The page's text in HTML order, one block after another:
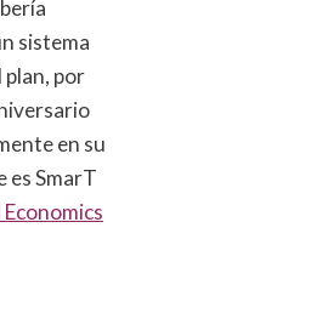
sistema
plan, por
en su
es SmarT